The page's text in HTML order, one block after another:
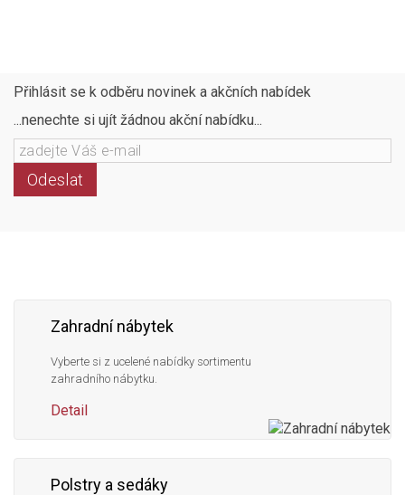
Přihlásit se k odběru novinek a akčních nabídek
...nenechte si ujít žádnou akční nabídku...
Odeslat
Zahradní nábytek
Vyberte si z ucelené nabídky sortimentu
zahradního nábytku.
Detail
Polstry a sedáky